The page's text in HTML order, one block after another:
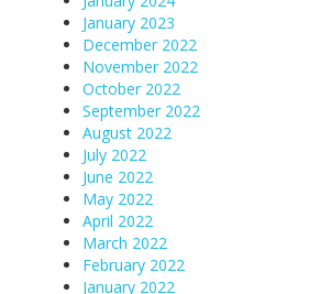
January 2023
December 2022
November 2022
October 2022
September 2022
August 2022
July 2022
June 2022
May 2022
April 2022
March 2022
February 2022
January 2022